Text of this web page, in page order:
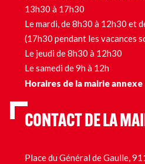
13h30 à 17h30
Le mardi, de 8h30 à 12h30 et
(17h30 pendant les vacances
Le jeudi de 8h30 à 12h30
Le samedi de 9h à 12h
Horaires de la mairie annexe
CONTACT DE LA
Place du Général de Gaulle,